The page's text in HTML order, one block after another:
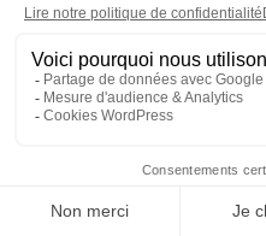
hasard, pour payer…
TongariroOL - Sparta
continue de grimper
lors de la dernière journée
https://x.com/ActuFoot_/